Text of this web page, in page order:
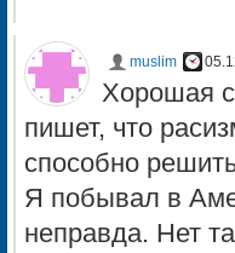
muslim
Хорошая
пишет, что
способно
Я побывал в
неправда. Нет